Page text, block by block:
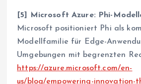
[5] Microsoft Azure: Phi-
Microsoft positioniert Phi als
Modellfamilie für Edge-
Umgebungen mit begrenzten
https://azure.microsoft.com/en-
us/blog/empowering-innovation-